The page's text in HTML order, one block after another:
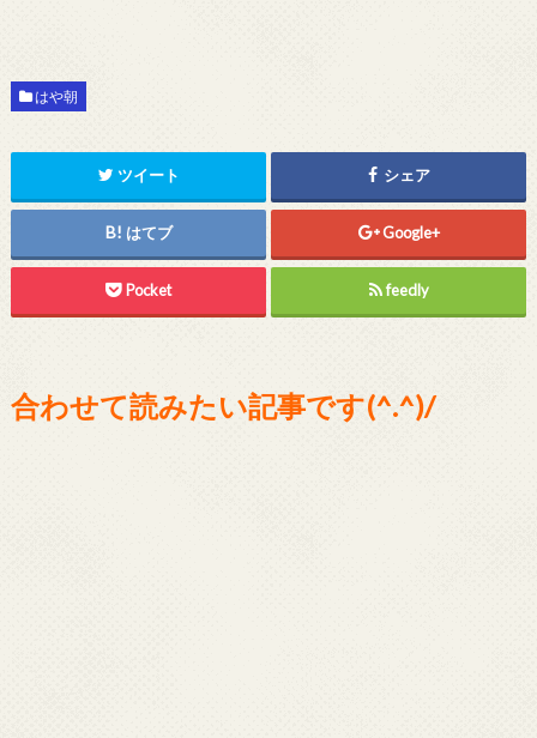
はや朝
ツイート シェア
はてブ Google+
Pocket feedly
合わせて読みたい記事です(^.^)/